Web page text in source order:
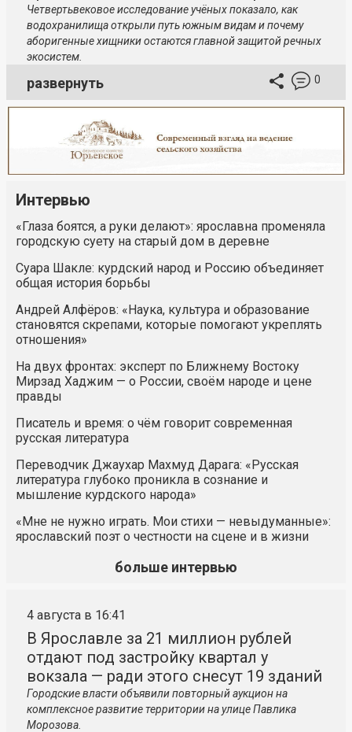
Четвертьвековое исследование учёных показало, как
водохранилища открыли путь южным видам и почему
аборигенные хищники остаются главной защитой речных
экосистем.
развернуть 0
Интервью
«Глаза боятся, а руки делают»: ярославна променяла
городскую суету на старый дом в деревне
Суара Шакле: курдский народ и Россию объединяет
общая история борьбы
Андрей Алфёров: «Наука, культура и образование
становятся скрепами, которые помогают укреплять
отношения»
На двух фронтах: эксперт по Ближнему Востоку
Мирзад Хаджим — о России, своём народе и цене
правды
Писатель и время: о чём говорит современная
русская литература
Переводчик Джаухар Махмуд Дарага: «Русская
литература глубоко проникла в сознание и
мышление курдского народа»
«Мне не нужно играть. Мои стихи — невыдуманные»:
ярославский поэт о честности на сцене и в жизни
больше интервью
4 августа в 16:41
В Ярославле за 21 миллион рублей
отдают под застройку квартал у
вокзала — ради этого снесут 19 зданий
Городские власти объявили повторный аукцион на
комплексное развитие территории на улице Павлика
Морозова.